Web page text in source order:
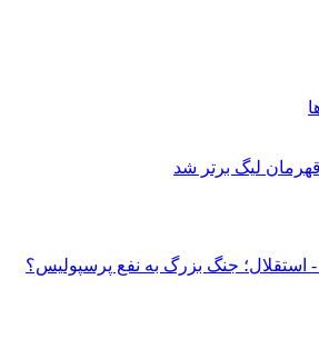
قهرمان لیگ برتر شد
استقلال؛ جنگ بزرگ به نفع پرسپولیس؟